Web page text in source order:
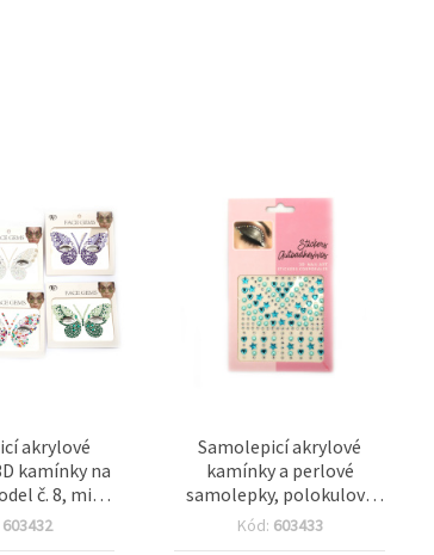
akrylové
kamínky na
č. 8, mix
603432
Samolepicí akrylové
kamínky a perlové
samolepky, polokulový
tvar, modré – 159 ks
Kód: 603433